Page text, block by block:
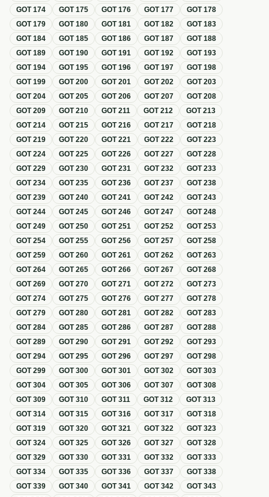
GOT174 GOT175 GOT176 GOT177 GOT178
GOT179 GOT180 GOT181 GOT182 GOT183
GOT184 GOT185 GOT186 GOT187 GOT188
GOT189 GOT190 GOT191 GOT192 GOT193
GOT194 GOT195 GOT196 GOT197 GOT198
GOT199 GOT200 GOT201 GOT202 GOT203
GOT204 GOT205 GOT206 GOT207 GOT208
GOT209 GOT210 GOT211 GOT212 GOT213
GOT214 GOT215 GOT216 GOT217 GOT218
GOT219 GOT220 GOT221 GOT222 GOT223
GOT224 GOT225 GOT226 GOT227 GOT228
GOT229 GOT230 GOT231 GOT232 GOT233
GOT234 GOT235 GOT236 GOT237 GOT238
GOT239 GOT240 GOT241 GOT242 GOT243
GOT244 GOT245 GOT246 GOT247 GOT248
GOT249 GOT250 GOT251 GOT252 GOT253
GOT254 GOT255 GOT256 GOT257 GOT258
GOT259 GOT260 GOT261 GOT262 GOT263
GOT264 GOT265 GOT266 GOT267 GOT268
GOT269 GOT270 GOT271 GOT272 GOT273
GOT274 GOT275 GOT276 GOT277 GOT278
GOT279 GOT280 GOT281 GOT282 GOT283
GOT284 GOT285 GOT286 GOT287 GOT288
GOT289 GOT290 GOT291 GOT292 GOT293
GOT294 GOT295 GOT296 GOT297 GOT298
GOT299 GOT300 GOT301 GOT302 GOT303
GOT304 GOT305 GOT306 GOT307 GOT308
GOT309 GOT310 GOT311 GOT312 GOT313
GOT314 GOT315 GOT316 GOT317 GOT318
GOT319 GOT320 GOT321 GOT322 GOT323
GOT324 GOT325 GOT326 GOT327 GOT328
GOT329 GOT330 GOT331 GOT332 GOT333
GOT334 GOT335 GOT336 GOT337 GOT338
GOT339 GOT340 GOT341 GOT342 GOT343